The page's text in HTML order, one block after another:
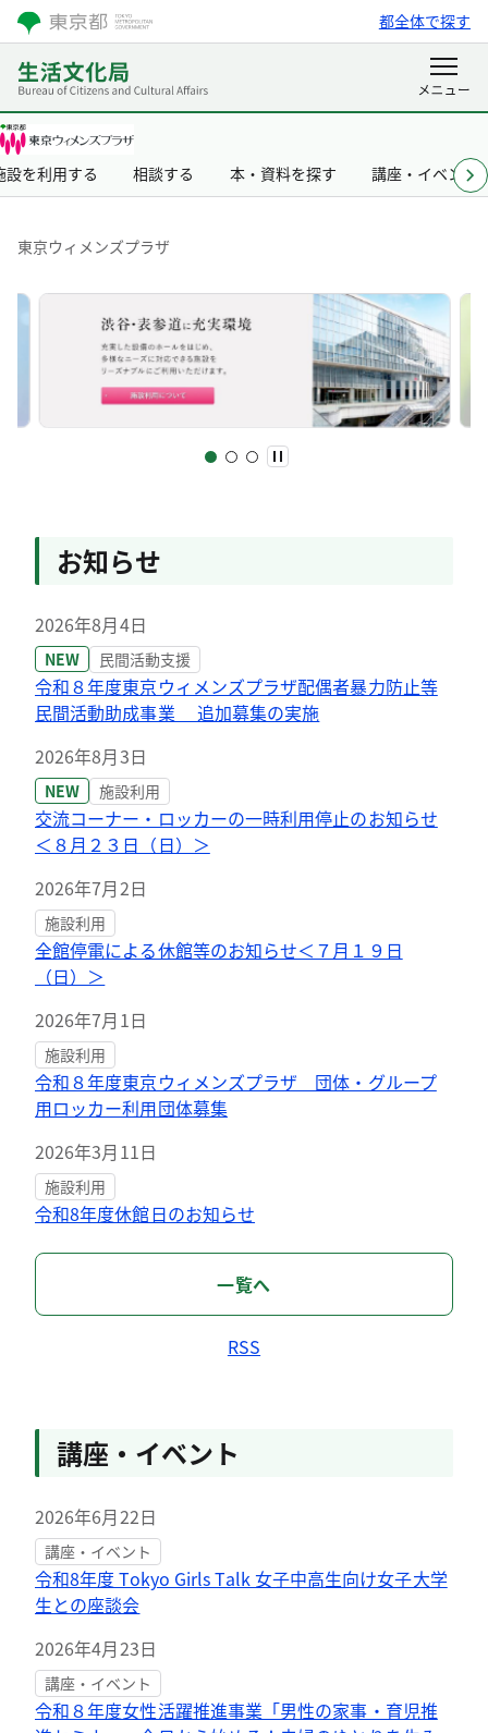
都全体で探す
設を利用する 相談する 本・資料を探す 講座・イベント
東京ウィメンズプラザ
お知らせ
2026年8月4日
NEW 民間活動支援
令和８年度東京ウィメンズプラザ配偶者暴力防止等
民間活動助成事業 追加募集の実施
2026年8月3日
NEW 施設利用
交流コーナー・ロッカーの一時利用停止のお知らせ
＜８月２３日（日）＞
2026年7月2日
施設利用
全館停電による休館等のお知らせ＜７月１９日
（日）＞
2026年7月1日
施設利用
令和８年度東京ウィメンズプラザ 団体・グループ
用ロッカー利用団体募集
2026年3月11日
施設利用
令和8年度休館日のお知らせ
一覧へ
RSS
講座・イベント
2026年6月22日
講座・イベント
令和8年度 Tokyo Girls Talk 女子中高生向け女子大学
生との座談会
2026年4月23日
講座・イベント
令和８年度女性活躍推進事業「男性の家事・育児推